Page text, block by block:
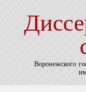
Воронежского